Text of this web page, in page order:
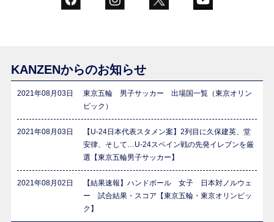
KANZENからのお知らせ
2021年08月03日
東京五輪 男子サッカー 出場国一覧（東京オリン
ピック）
2021年08月03日
【U-24日本代表スタメン案】2列目に久保建英、堂
安律、そして…U-24スペイン戦の先発イレブンを厳
選【東京五輪男子サッカー】
2021年08月02日
【結果速報】ハンドボール 女子 日本対ノルウェ
ー 試合結果・スコア【東京五輪・東京オリンピッ
ク】